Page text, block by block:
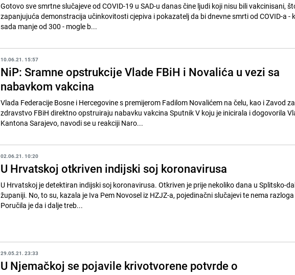
Gotovo sve smrtne slučajeve od COVID-19 u SAD-u danas čine ljudi koji nisu bili vakcinisani,
zapanjujuća demonstracija učinkovitosti cjepiva i pokazatelj da bi dnevne smrti od COVID-a -
sada manje od 300 - mogle b...
10.06.21. 15:57
NiP: Sramne opstrukcije Vlade FBiH i Novalića u vezi sa
nabavkom vakcina
Vlada Federacije Bosne i Hercegovine s premijerom Fadilom Novalićem na čelu, kao i Zavod
zdravstvo FBiH direktno opstruiraju nabavku vakcina Sputnik V koju je inicirala i dogovorila
Kantona Sarajevo, navodi se u reakciji Naro...
02.06.21. 10:20
U Hrvatskoj otkriven indijski soj koronavirusa
U Hrvatskoj je detektiran indijski soj koronavirusa. Otkriven je prije nekoliko dana u Splitsko-
županiji. No, to su, kazala je Iva Pem Novosel iz HZJZ-a, pojedinačni slučajevi te nema
Poručila je da i dalje treb...
29.05.21. 23:33
U Njemačkoj se pojavile krivotvorene potvrde o